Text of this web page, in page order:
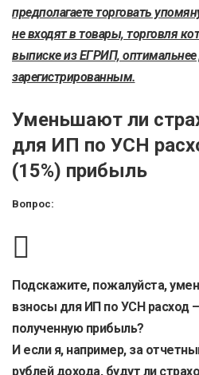
предполагаете торговать
не входят в товары, торговля
выписке из ЕГРИП,
зарегистрированным.
Уменьшают ли
для ИП по УСН
(15%) прибыль
Вопрос:
Подскажите, пожалуйста,
взносы для ИП по УСН расход
полученную прибыль?
И если я, например, за
рублей дохода, будут ли